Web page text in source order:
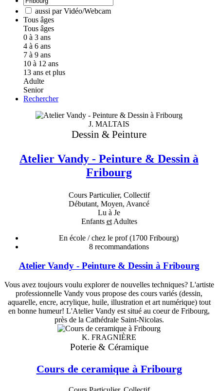
aussi par Vidéo/Webcam
Tous âges
Tous âges
0 à 3 ans
4 à 6 ans
7 à 9 ans
10 à 12 ans
13 ans et plus
Adulte
Senior
Rechercher
J. MALTAIS
Dessin & Peinture
Atelier Vandy - Peinture & Dessin à
Fribourg
Cours Particulier, Collectif
Débutant, Moyen, Avancé
Lu à Je
Enfants etAdultes
En école / chez le prof(1700 Fribourg)
8recommandations
Atelier Vandy - Peinture & Dessin à Fribourg
Vous avez toujours voulu explorer de nouvelles techniques? L'artiste
professionnelle Vandy vous propose des cours variés (dessin,
aquarelle, encre, acrylique, huile, illustration et art numérique) tout
en bonne humeur! L'Atelier Vandy est situé au coeur de Fribourg,
près de la Cathédrale Saint-Nicolas.
K. FRAGNIÈRE
Poterie & Céramique
Cours de ceramique à Fribourg